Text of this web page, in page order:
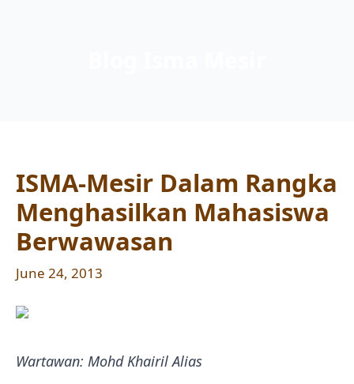
ISMA-Mesir Dalam Rangka
Menghasilkan Mahasiswa
Berwawasan
June 24, 2013
Wartawan: Mohd Khairil Alias